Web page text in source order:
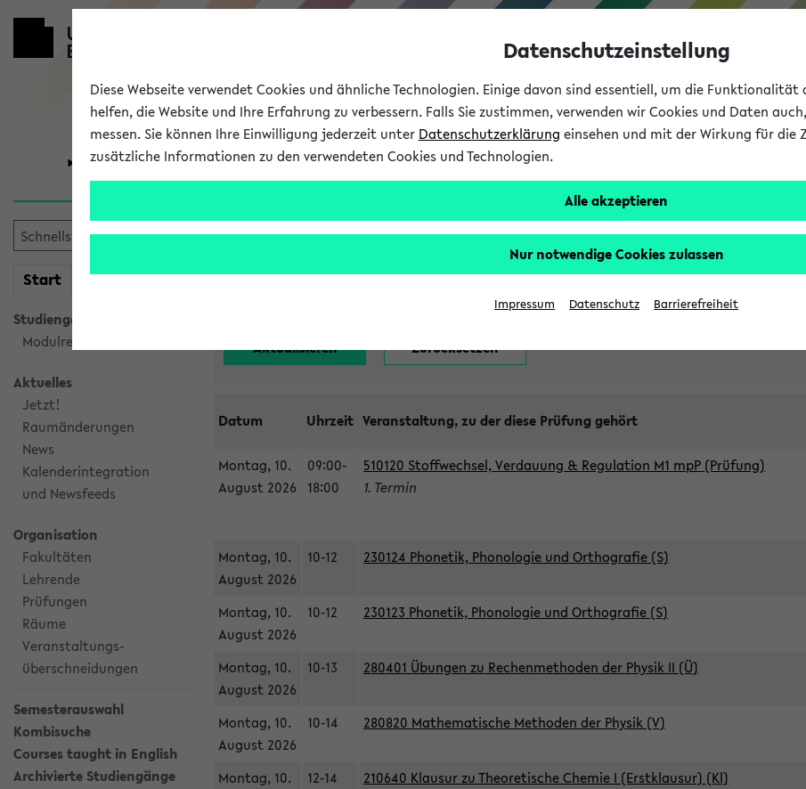
Universität Forschung Studium
Start meineKVV
Studiengangsauswahl
Modulrecherche
Aktuelles
Jetzt!
Raumänderungen
News
Kalenderintegration
und Newsfeeds
Organisation
Fakultäten
Lehrende
Prüfungen
Räume
Veranstaltungs-
überschneidungen
Semesterauswahl
Kombisuche
Courses taught in English
Archivierte Studiengänge
Alle noch stattfindenden Prüfungen
Datum Uhrzeit Veranstaltung, zu der diese Prüfung gehört
Montag, 10.
August 2026
09:00-
18:00
510120 Stoffwechsel, Verdauung & Regulation M1 mpP (Prüfung)
1. Termin
Montag, 10.
August 2026
10-12 230124 Phonetik, Phonologie und Orthografie (S)
Montag, 10.
August 2026
10-12 230123 Phonetik, Phonologie und Orthografie (S)
Montag, 10.
August 2026
10-13 280401 Übungen zu Rechenmethoden der Physik II (Ü)
Montag, 10.
August 2026
10-14 280820 Mathematische Methoden der Physik (V)
Montag, 10.
12-14 210640 Klausur zu Theoretische Chemie I (Erstklausur) (Kl)
Datenschutzeinstellung
Diese Webseite verwendet Cookies und ähnliche Technologien. Einige davon sind essentiell, um die
helfen, die Website und Ihre Erfahrung zu verbessern. Falls Sie zustimmen, verwenden wir Cookies und Daten
messen. Sie können Ihre Einwilligung jederzeit unter Datenschutzerklärung einsehen und mit der Wirkung für die
zusätzliche Informationen zu den verwendeten Cookies und Technologien.
Alle akzeptieren
Nur notwendige Cookies zulassen
Impressum Datenschutz Barrierefreiheit